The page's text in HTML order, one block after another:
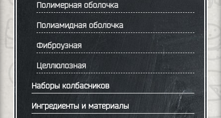
Полимерная оболочка
Полиамидная оболочка
Фиброузная
Целлюлозная
Наборы колбасников
Ингредиенты и материалы